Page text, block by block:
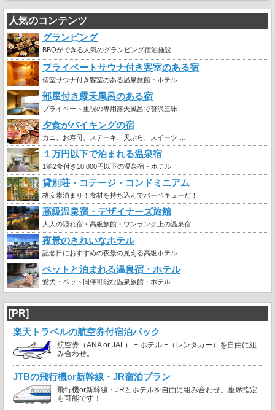
人気のコンテンツ
グランピング
BBQができる人気のグランピング宿泊施設
プライベートサウナ付き客室のある宿
個室サウナ付き客室のある温泉旅館・ホテル
部屋付き露天風呂のある宿
プライベート重視の専用露天風呂で贅沢三昧
夕食がバイキングの宿
カニ、お寿司、ステーキ、天ぷら、スイーツ …
１万円以下で泊まれる温泉宿
1泊2食付き10,000円以下の温泉宿・ホテル
貸別荘・コテージ・コンドミニアム
格安素泊まり！食材を持ち込んでバーベキューだ！
高級温泉宿・デザイナーズ旅館
大人の隠れ宿・高級旅館・ワンランク上の温泉宿
夜景のきれいなホテル
記念日におすすめの夜景の見える高級ホテル
ペットと泊まれる温泉宿・ホテル
愛犬・ペット同伴可能な温泉旅館・ホテル
[PR]
楽天トラベルの航空券付宿泊パック
航空券（ANA or JAL） + ホテル +（レンタカー）を自由に組
み合わせ。
JTBの飛行機or新幹線・JR宿泊プラン
飛行機or新幹線・JRとホテルを自由に組み合わせ。座席指定
も可能です！